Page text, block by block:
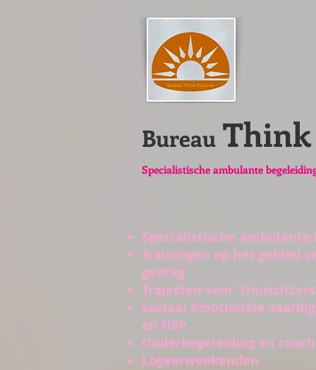
Bureau Think
Specialistische ambulante
Specialistische ambulante
Trainingen op het gebied
gedrag
Trajecten voor
Sociaal emotionele
en HSP
Ouderbegeleiding en
Logeerweekenden